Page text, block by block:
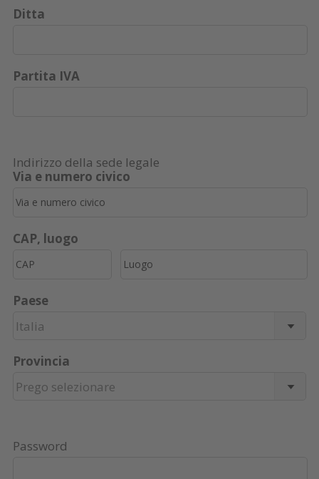
Ditta
Partita IVA
Indirizzo della sede legale
Via e numero civico
CAP, luogo
Paese
Italia
Provincia
Prego selezionare
Password